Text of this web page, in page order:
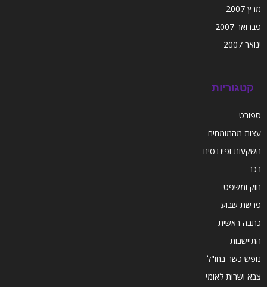
מרץ 2007
פברואר 2007
ינואר 2007
קטגוריות
ספורט
עצות מהמומחים
השקעות ופיננסים
רכב
חוק ומשפט
פרשת שבוע
כתבה ראשית
התיישבות
נופש כשר בחו"ל
צבא ושרות לאומי